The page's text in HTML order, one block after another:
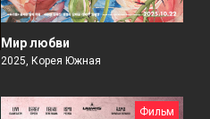
Мир любви
2025, Корея Южная
Фильм